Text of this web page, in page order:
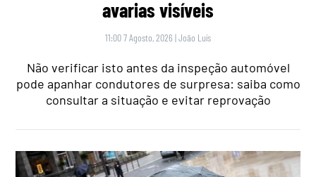
avarias visíveis
11:00 7 Agosto, 2026 |João Luís
Não verificar isto antes da inspeção automóvel
pode apanhar condutores de surpresa: saiba como
consultar a situação e evitar reprovação